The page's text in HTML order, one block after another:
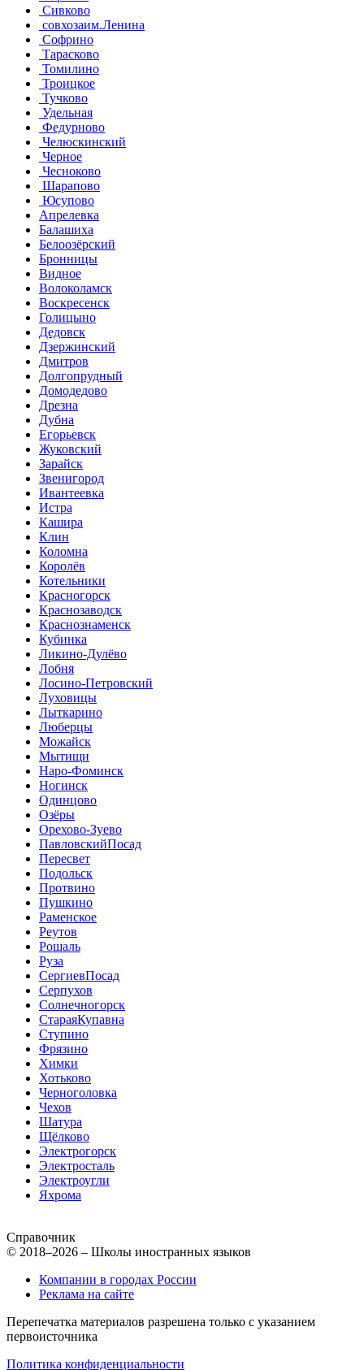
Сивково
совхозаим.Ленина
Софрино
Тарасково
Томилино
Троицкое
Тучково
Удельная
Федурново
Челюскинский
Черное
Чесноково
Шарапово
Юсупово
Апрелевка
Балашиха
Белоозёрский
Бронницы
Видное
Волоколамск
Воскресенск
Голицыно
Дедовск
Дзержинский
Дмитров
Долгопрудный
Домодедово
Дрезна
Дубна
Егорьевск
Жуковский
Зарайск
Звенигород
Ивантеевка
Истра
Кашира
Клин
Коломна
Королёв
Котельники
Красногорск
Краснозаводск
Краснознаменск
Кубинка
Ликино-Дулёво
Лобня
Лосино-Петровский
Луховицы
Лыткарино
Люберцы
Можайск
Мытищи
Наро-Фоминск
Ногинск
Одинцово
Озёры
Орехово-Зуево
ПавловскийПосад
Пересвет
Подольск
Протвино
Пушкино
Раменское
Реутов
Рошаль
Руза
СергиевПосад
Серпухов
Солнечногорск
СтараяКупавна
Ступино
Фрязино
Химки
Хотьково
Черноголовка
Чехов
Шатура
Щёлково
Электрогорск
Электросталь
Электроугли
Яхрома
Справочник
© 2018–2026 – Школы иностранных языков
Компании в городах России
Реклама на сайте
Перепечатка материалов разрешена только с указанием
первоисточника
Политика конфиденциальности